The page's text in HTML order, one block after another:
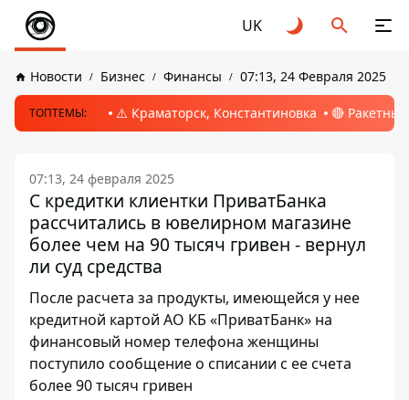
UK
Новости Бизнес Финансы 07:13, 24 Февраля 2025
ТОПТЕМЫ: ⚠️ Краматорск, Константиновка 🔴
07:13, 24 февраля 2025
С кредитки клиентки ПриватБанка
рассчитались в ювелирном магазине
более чем на 90 тысяч гривен - вернул
ли суд средства
После расчета за продукты, имеющейся у нее
кредитной картой АО КБ «ПриватБанк» на
финансовый номер телефона женщины
поступило сообщение о списании с ее счета
более 90 тысяч гривен